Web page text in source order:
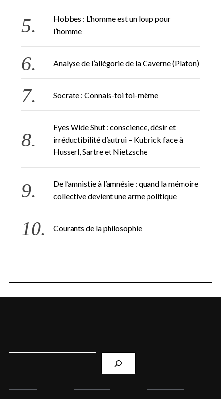
Hobbes : L’homme est un loup pour
l’homme
Analyse de l’allégorie de la Caverne (Platon)
Socrate : Connais-toi toi-même
Eyes Wide Shut : conscience, désir et
irréductibilité d’autrui – Kubrick face à
Husserl, Sartre et Nietzsche
De l’amnistie à l’amnésie : quand la mémoire
collective devient une arme politique
Courants de la philosophie